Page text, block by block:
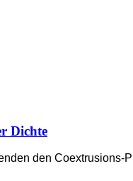
Dichte
den